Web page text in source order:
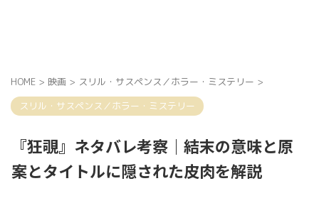
HOME > 映画 > スリル・サスペンス／ホラー・ミステリー >
スリル・サスペンス／ホラー・ミステリー
『狂覗』ネタバレ考察｜結末の意味と原
案とタイトルに隠された皮肉を解説